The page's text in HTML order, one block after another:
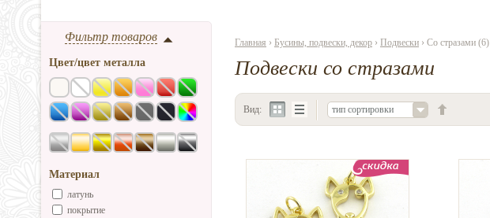
Фильтр товаров
Цвет/цвет металла
Материал
латунь
покрытие
Главная › Бусины, подвески, декор › Подвески › Со стразами (6)
Подвески со стразами
Вид: тип сортировки